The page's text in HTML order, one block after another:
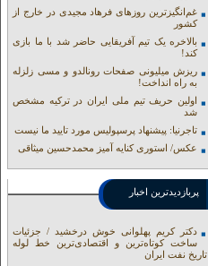
غم‌انگیزترین روزهای فرهاد مجیدی در خارج از
کشور
بالاخره یک تیم آفریقایی حاضر شد با ما بازی
کند!
ریزش میلیونی صفحات رونالدو و مسی زلزله
به راه انداخت!
اولین حریف تیم ملی ایران در ترکیه مشخص
شد
تاجرنیا: پیشنهاد پرسپولیس مورد تایید ما نیست
عکس/ استوری کنایه آمیز محمدحسین میثاقی
پربازدیدترین اخبار
دکتر کریم پهلوانی خوش درخشید / جزئیات
ساخت کوتاه‌ترین و اقتصادی‌ترین خط لوله
تاریخ نفت ایران